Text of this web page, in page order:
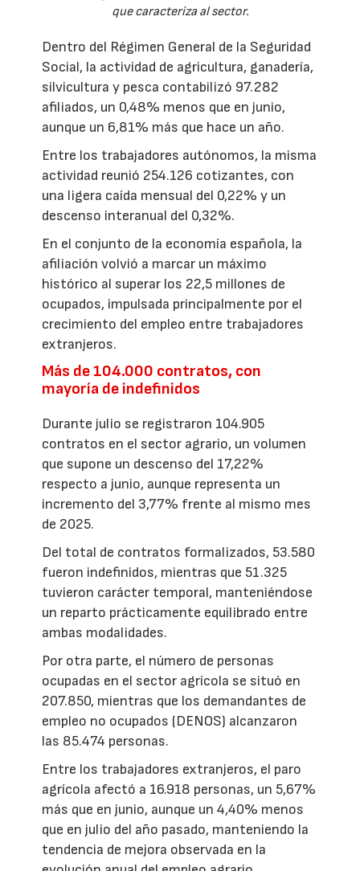
que caracteriza al sector.
Dentro del Régimen General de la Seguridad
Social, la actividad de agricultura, ganadería,
silvicultura y pesca contabilizó 97.282
afiliados, un 0,48% menos que en junio,
aunque un 6,81% más que hace un año.
Entre los trabajadores autónomos, la misma
actividad reunió 254.126 cotizantes, con
una ligera caída mensual del 0,22% y un
descenso interanual del 0,32%.
En el conjunto de la economía española, la
afiliación volvió a marcar un máximo
histórico al superar los 22,5 millones de
ocupados, impulsada principalmente por el
crecimiento del empleo entre trabajadores
extranjeros.
Más de 104.000 contratos, con
mayoría de indefinidos
Durante julio se registraron 104.905
contratos en el sector agrario, un volumen
que supone un descenso del 17,22%
respecto a junio, aunque representa un
incremento del 3,77% frente al mismo mes
de 2025.
Del total de contratos formalizados, 53.580
fueron indefinidos, mientras que 51.325
tuvieron carácter temporal, manteniéndose
un reparto prácticamente equilibrado entre
ambas modalidades.
Por otra parte, el número de personas
ocupadas en el sector agrícola se situó en
207.850, mientras que los demandantes de
empleo no ocupados (DENOS) alcanzaron
las 85.474 personas.
Entre los trabajadores extranjeros, el paro
agrícola afectó a 16.918 personas, un 5,67%
más que en junio, aunque un 4,40% menos
que en julio del año pasado, manteniendo la
tendencia de mejora observada en la